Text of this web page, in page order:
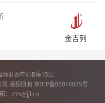
金吉列
际财源中心B座15层
版权所有 京ICP备05010035号
：315@jjl.cn